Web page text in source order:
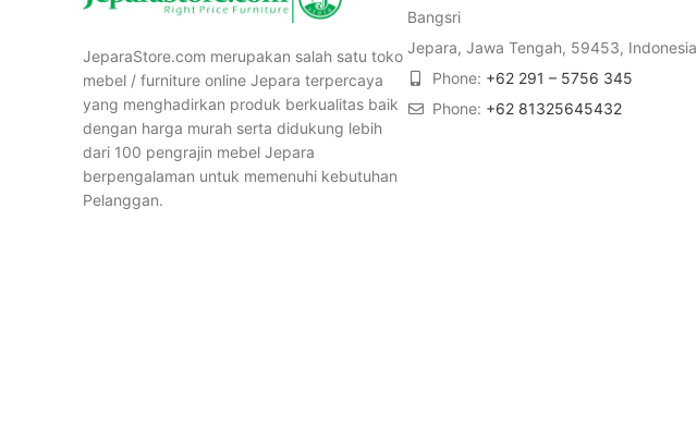
JeparaStore.com merupakan salah satu toko
mebel / furniture online Jepara terpercaya
yang menghadirkan produk berkualitas baik
dengan harga murah serta didukung lebih
dari 100 pengrajin mebel Jepara
berpengalaman untuk memenuhi kebutuhan
Pelanggan.
Bangsri
Jepara, Jawa Tengah, 59453, Indonesia
Phone: +62 291 – 5756 345
Phone: +62 81325645432